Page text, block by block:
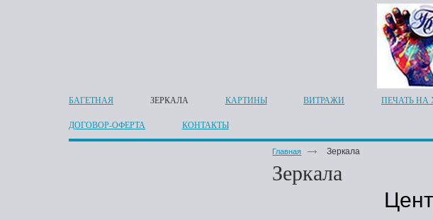
БАГЕТНАЯ ЗЕРКАЛА КАРТИНЫ ВИТРАЖИ ПЕЧАТЬ НА
ДОГОВОР-ОФЕРТА КОНТАКТЫ
Главная Зеркала
Зеркала